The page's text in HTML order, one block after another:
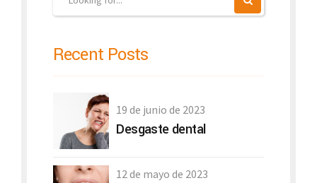
Recent Posts
19 de junio de 2023
Desgaste dental
12 de mayo de 2023